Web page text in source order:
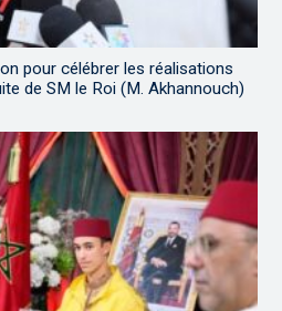
pour célébrer les réalisations
de SM le Roi (M. Akhannouch)